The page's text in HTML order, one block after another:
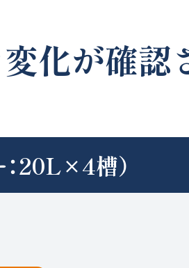
化が確認
：20L×4槽）